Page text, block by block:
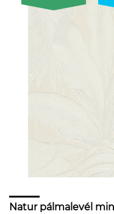
Natur pálmalevél